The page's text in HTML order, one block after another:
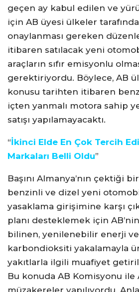
geçen ay kabul edilen ve
için AB üyesi ülkeler
onaylanması gereken
itibaren satılacak yeni
araçların sıfır emisyonlu
gerektiriyordu. Böylece, AB
konusu tarihten itibaren
içten yanmalı motora sahip
satışı yapılamayacaktı.
“İkinci Elde En Çok Tercih
Markaları Belli Oldu”
Başını Almanya’nın çektiği
benzinli ve dizel yeni
yasaklama girişimine karşı
planı desteklemek için
bilinen, yenilenebilir enerji
karbondioksiti yakalamayla
yakıtlarla ilgili muafiyet
Bu konuda AB Komisyonu ile